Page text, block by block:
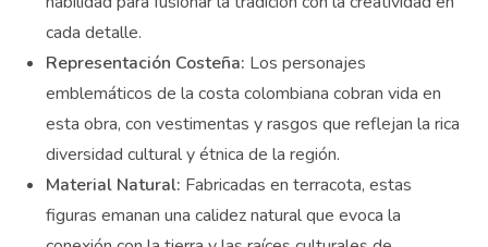
habilidad para fusionar la tradición con la creatividad
Representación Costeña:
Los personajes
esta obra, con vestimentas y rasgos que reflejan la
rica diversidad cultural y étnica de la región.
Fabricadas en terracota, estas
figuras emanan una calidez natural que evoca la